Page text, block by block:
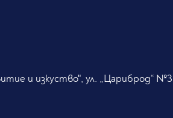
и изкуство", ул. „Цариброд“ №3